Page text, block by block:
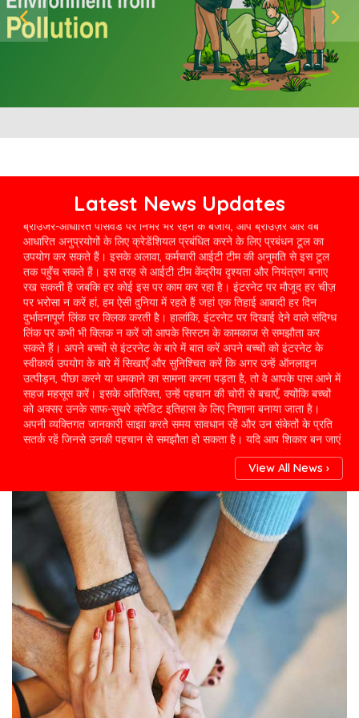
Latest News Updates
व्यवसाय को सुरक्षित रखने के लिए, आपको अपने ब्राउज़र में पासवर्ड संग्रहीत करने
की आदत से बचना होगा। ब्राउज़र में संग्रहीत पासवर्ड हैकर्स के लिए लॉगिन गिन को
आसान बनाते हैं। फिर भी, उन्हें चुराना और आपके सिस्टम में प्रवेश करना आसान
है। चुराए गए पासवर्ड आपके व्यवसाय के आईटी नेटवर्क तक पहुँचने की कुंजी के रूप
में कार्य करते हैं और सुचारू कामकाज में बाधा डालते हैं। अपने संगठन के लिए
ब्राउजर-आधारित पासवर्ड पर निर्भर र्भर रहने के बजाय, आप ब्राउज़र और वेब
दुर्भावनापूर्ण लिंक पर क्लिक करती है। हालांकि, इंटरनेट पर दिखाई देने वाले संदिग्ध
लिंक पर कभी भी क्लिक न करें जो आपके सिस्टम के कामकाज से समझौता कर
सकते हैं। अपने बच्चों से इंटरनेट के बारे में बात करें अपने बच्चों को इंटरनेट के
स्वीकार्य उपयोग के बारे में सिखाएँ और सुनिश्चित करें कि अगर उन्हें ऑनलाइन
उत्पीड़न, पीछा करने या धमकाने का सामना करना पड़ता है, तो वे आपके पास आने में
सहज महसूस करें। इसके अतिरिक्त, उन्हें पहचान की चोरी से बचाएँ, क्योंकि बच्चों
को अक्सर उनके साफ-सुथरे क्रेडिट इतिहास के लिए निशाना बनाया जाता है।
अपनी व्यक्तिगत जानकारी साझा करते समय सावधान रहें और उन संकेतों के प्रति
सतर्क रहें जिनसे उनकी पहचान से समझौता हो सकता है। यदि आप शिकार बन जाएं
तो क्या करें? भारत में साइबर अपराध का सामना करने के बाद, घटना के सभी विवरणों
को दस्तावेजित करके तत्काल कार्रवाई करना महत्वपूर्ण है, जिसमें स्क्रीनशॉट या
ईमेल जैसे सबूत शामिल हैं। सबसे पहले, किसी भी पुलिस स्टेशन में या राष्ट्रीय
साइबर अपराध रिपोर्टिंग पोर्टल के माध्यम से प्रथम सूचना रिपोर्ट (FIR) दर्ज करें।
विशेष सहायता के लिए निकटतम साइबर अपराध सेल से संपर्क करें। खातों को
सुरक्षित रखने और धोखाधड़ी की निगरानी करने के लिए बैंकों, क्रेडिट ब्यूरो और सेवा
प्रदाताओं जैसे प्रासंगिक संगठनों को सूचित करें। साइबर कानूनों के तहत अपने
विकल्पों को समझने के लिए हैक किए गए खातों के पासवर्ड बदले और कानूनी सलाह
पर विचार करें। भविष्य की घटनाओं को रोकने के लिए सॉफ्टवेयर को नियमित रूप से
अपडेट करें, विश्वसनीय सुर सुरक्षा सॉफ्टवेयर का उपयोग करें और खुद को और
अपने परिवार को सुरक्षित ऑनलाइन प्रथाओं के बारे में शिक्षित करें।
सदस्य बनें
सदस्य बनें हमारे मुख्य उद्देश्य अपराध एवं अपराधियों से समाज को मुक्त कराना।
नागरिको को कानूनी अधिकार एवं उचित न्याया दिलवाना । गरीब व अहसाय लोगो की
मदद करना। पर्यावरण प्रदुषण को रोकना। महिलाओं पर हो रहे अत्याचारों पर रोक
लगवाना। खाद्य पार्दथों मे मिलवाटखोरो पर अंकुश लगवाना। लोगो को मानव
अधिकारो के बारे मे जागरूक करना। समाज में व्याप्त श्रमिक शोषण रोकना।
यातायात नियमों का पालन करना व लोगो को समझाना। राष्ट्रहित व जनहित मे कार्य
करना व करवाना। नाशाखोरी को समाज से खत्म करने में मदद करना। HELP LINE
NO. +91-9411979787
“माननीय सहयोगीगण आपका योगदान एक थाली भोजन में बदलकर
“माननीय सहयोगीगण आपका योगदान एक थाली भोजन में बदलकर किसी ज़रूरतमंद
तक पहुँचेगा।, तेज़ी से आगे बढ़ते शहरी जीवन में हम अक्सर यह भूल जाते हैं कि
View All News ›